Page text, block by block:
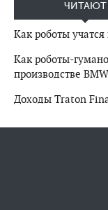
ЧИТАЮТ
Как роботы
Как роботы-
производстве BMW
Доходы Traton